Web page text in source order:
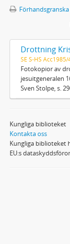
SE S-HS Acc1985/
Fotokopior av
jesuitgeneralen
Sven Stolpe, s.
Kungliga biblioteket
Kontakta oss
Kungliga biblioteket
EU:s